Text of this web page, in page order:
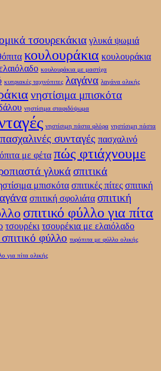
τσουρεκάκια γλυκά ψωμιά
κουλουράκια κουλουράκια
κουλουράκια με μαστίχα
κυπριακές ταχινόπιτες λαγάνα λαγάνα ολικής
νηστίσιμα μπισκότα
νηστίσιμα σταφιδόψωμα
νηστίσιμη πάστα φλόρα νηστίσιμη πάστα
πασχαλινές συνταγές πασχαλινό
με φέτα πώς φτιάχνουμε
γλυκάσπιτικά
μπισκότα σπιτικές πίτες σπιτική
σπιτική σφολιάτα σπιτική
σπιτικό φύλλο για πίτα
τσουρέκι τσουρέκια με ελαιόλαδο
φύλλο τυρόπιτα με φύλλο ολικής
για πίτα ολικής